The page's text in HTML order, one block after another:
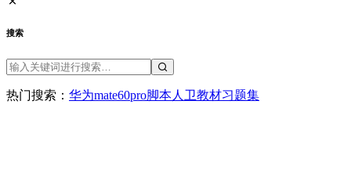
搜索
热门搜索： 华为mate60pro脚本人卫教材习题集